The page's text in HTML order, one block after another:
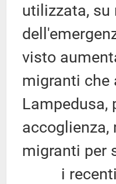
utilizzata, su
visto
migranti che
Lampedusa,
accoglienza,
migranti per
i recenti